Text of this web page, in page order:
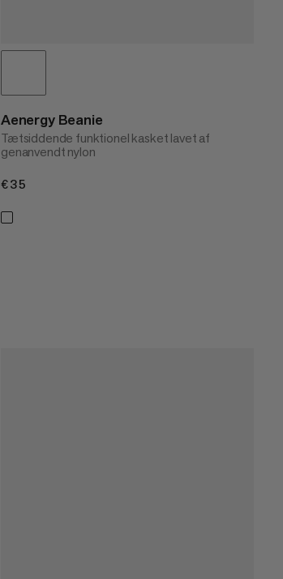
Aenergy Beanie
Tætsiddende funktionel kasket lavet af
genanvendt nylon
€35